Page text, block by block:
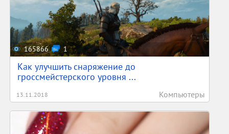
165866 1
Как улучшить снаряжение до
гроссмейстерского уровня ...
13.11.2018 Компьютеры